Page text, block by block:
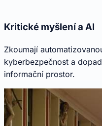
Kritické myšlení a AI
Zkoumají
kyberbezpečnost a
informační prostor.